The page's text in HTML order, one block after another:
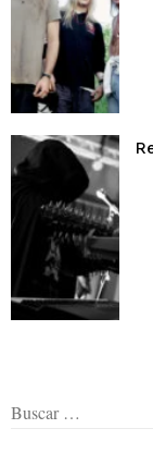
Buscar: